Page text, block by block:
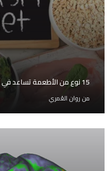
15 نوع من الأطعمة تساعد في تخفيف ضغط الدم
من روان العُمري